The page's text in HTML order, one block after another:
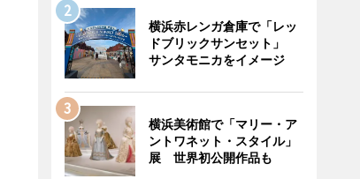
横浜赤レンガ倉庫で「レッ
ドブリックサンセット」
サンタモニカをイメージ
横浜美術館で「マリー・ア
ントワネット・スタイル」
展 世界初公開作品も